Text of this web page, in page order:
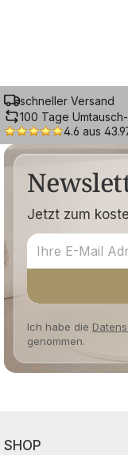
schneller Versand
100 Tage
4.6 aus
Jetzt zum
Ich habe die
genommen.
SHOP